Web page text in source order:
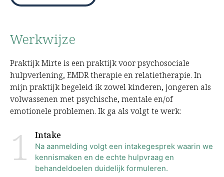
Werkwijze
Praktijk Mirte is een praktijk voor psychosociale
hulpverlening, EMDR therapie en relatietherapie. In
mijn praktijk begeleid ik zowel kinderen, jongeren als
volwassenen met psychische, mentale en/of
emotionele problemen. Ik ga als volgt te werk:
1 Intake
Na aanmelding volgt een intakegesprek waarin we
kennismaken en de echte hulpvraag en
behandeldoelen duidelijk formuleren.